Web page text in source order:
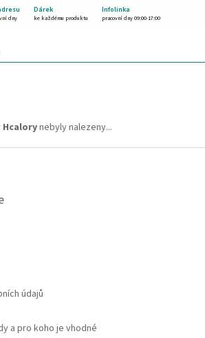
Dárek Infolinka
dny ke každému produktu pracovní dny 09:00-17:00
Hcalorynebyly nalezeny...
údajů
a pro koho je vhodné